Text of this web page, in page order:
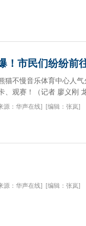
！市民们纷纷前
猫不慢音乐体育中心人
、观赛！（记者 廖义刚
源：华声在线] [编辑：张岚]
源：华声在线] [编辑：张岚]